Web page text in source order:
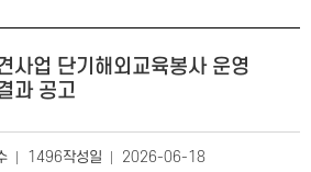
사업 단기해외교육봉사 운영
과 공고
1496작성일 2026-06-18